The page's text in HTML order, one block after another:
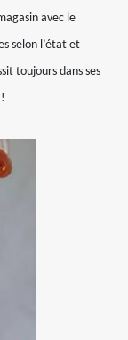
avec le
selon l’état et
toujours dans ses